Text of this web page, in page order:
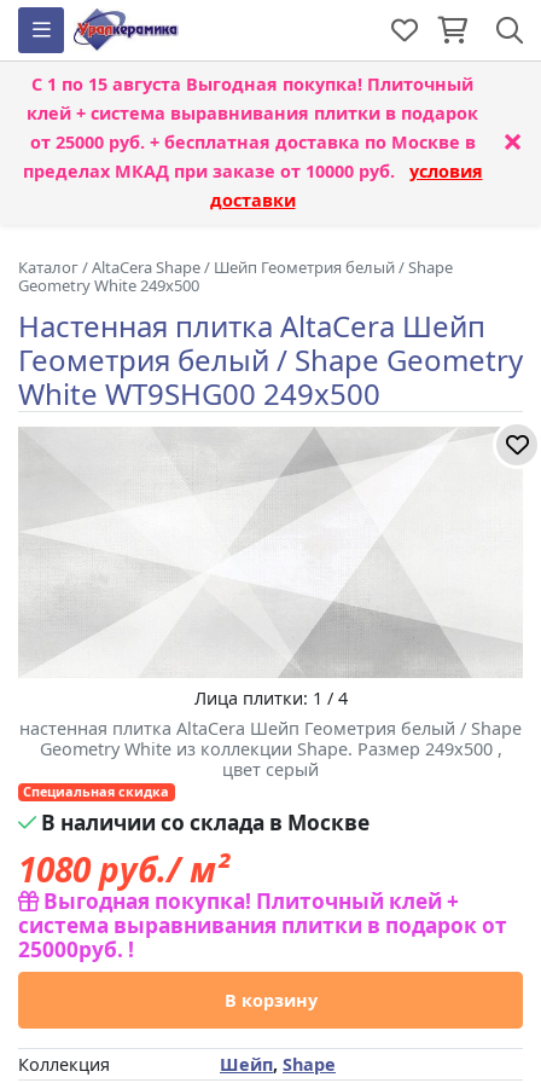
С 1 по 15 августа Выгодная покупка! Плиточный
клей + система выравнивания плитки в подарок
от 25000 руб. + бесплатная доставка по Москве в
пределах МКАД при заказе от 10000 руб. условия
доставки
×
Каталог/AltaCera Shape/ Шейп Геометрия белый / Shape
Geometry White 249x500
Настенная плитка AltaCera Шейп
Геометрия белый / Shape Geometry
White WT9SHG00 249x500
Лица плитки: 1 / 4
настенная плитка AltaCera Шейп Геометрия белый / Shape
Geometry White из коллекции Shape. Размер 249x500 ,
цвет серый
Специальная скидка
В наличии со склада в Москве
1080руб./ м²
Выгодная покупка! Плиточный клей +
система выравнивания плитки в подарок от
25000руб. !
В корзину
Коллекция Шейп, Shape